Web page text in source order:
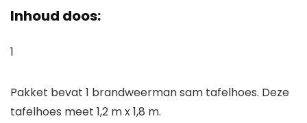
Inhoud doos:
1
Pakket bevat 1 brandweerman sam tafelhoes. Deze
tafelhoes meet 1,2 m x 1,8 m.